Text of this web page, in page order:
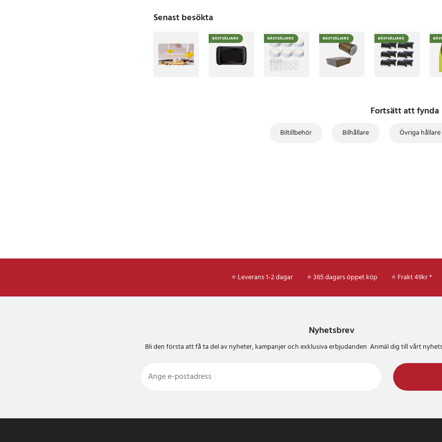
Senast besökta
BÄSTSÄLJARE BÄSTSÄLJARE BÄSTSÄLJARE BÄSTSÄLJARE
Fortsätt att fynda
Biltillbehör Bilhållare Övriga
⭐ Leverans 1-2 dagar ⭐ 365 dagars öppet köp ⭐ Frakt 49kr *
Nyhetsbrev
Bli den första att få ta del av nyheter, kampanjer och exklusiva erbjudanden Anmäl dig till vårt